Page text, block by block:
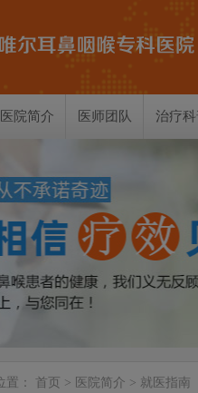
医院简介 医师团队 治疗
置： 首页 > 医院简介 > 就医指南